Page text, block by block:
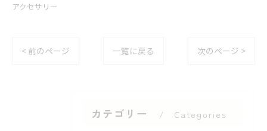
アクセサリー
< 前のページ 一覧に戻る 次のページ >
カテゴリー Categories